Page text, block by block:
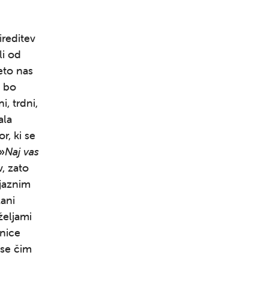
od
nas
bo
trdni,
ki se
»Naj vas
zato
čim